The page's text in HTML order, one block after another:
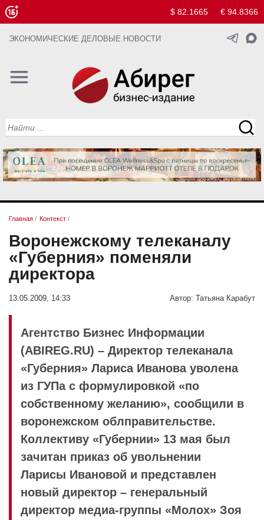
$ 82.1665 € 94.8366
ЭКОНОМИЧЕСКИЕ ДЕЛОВЫЕ НОВОСТИ
Главная / Контекст /
Воронежскому телеканалу
«Губерния» поменяли
директора
13.05.2009, 14:33 Автор: Татьяна Карабут
Агентство Бизнес Информации
(ABIREG.RU) – Директор телеканала
«Губерния» Лариса Иванова уволена
из ГУПа с формулировкой «по
собственному желанию», сообщили в
воронежском облправительстве.
Коллективу «Губернии» 13 мая был
зачитан приказ об увольнении
Ларисы Ивановой и представлен
новый директор – генеральный
директор медиа-группы «Молох» Зоя